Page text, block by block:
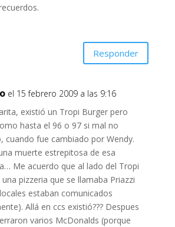
Responder
el 15 febrero 2009 a las 9:16
existió un Tropi Burger pero
hasta el 96 o 97 si mal no
cuando fue cambiado por Wendy.
muerte estrepitosa de esa
Me acuerdo que al lado del Tropi
una pizzeria que se llamaba Priazzi
estaban comunicados
Allá en ccs existió??? Despues
varios McDonalds (porque